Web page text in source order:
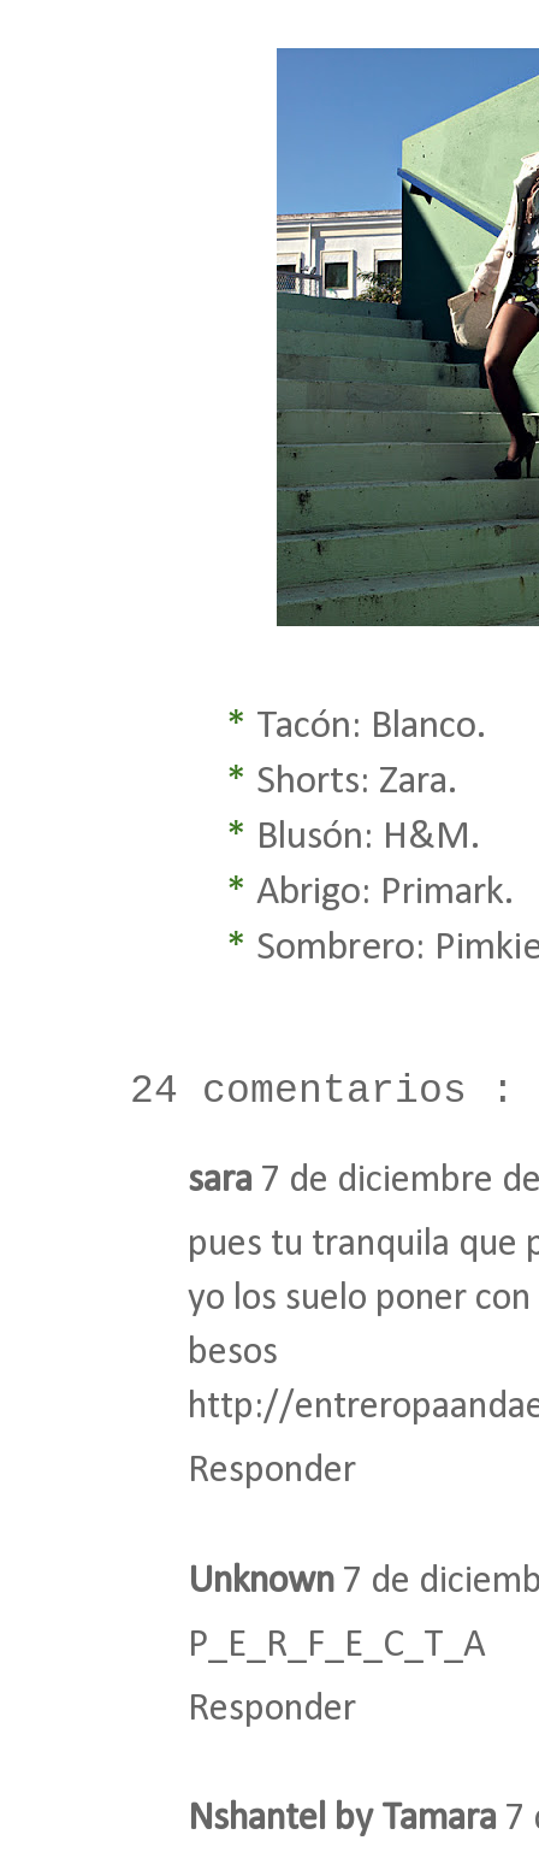
* Tacón: Blanco.
* Shorts: Zara.
* Blusón: H&M.
* Abrigo: Primark.
* Sombrero:
24 comentarios :
sara 7 de diciembre
pues tu tranquila que
yo los suelo poner
besos
http://
Responder
Unknown 7 de
P_E_R_F_E_C_T_A
Responder
Nshantel by Tamara 7